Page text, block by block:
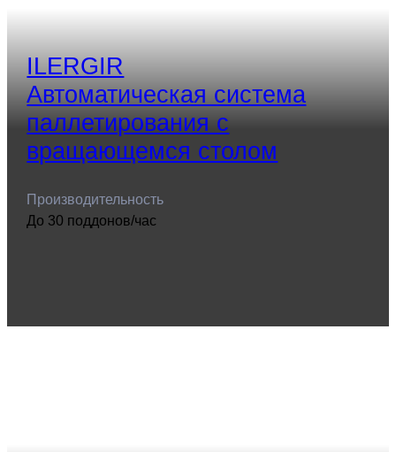
ILERGIR
Автоматическая система
паллетирования с
вращающемся столом
Производительность
До 30 поддонов/час